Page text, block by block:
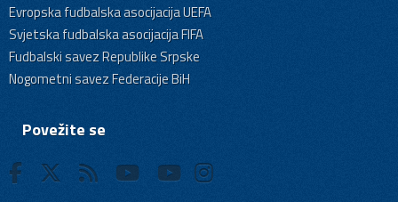
Evropska fudbalska asocijacija UEFA
Svjetska fudbalska asocijacija FIFA
Fudbalski savez Republike Srpske
Nogometni savez Federacije BiH
Povežite se